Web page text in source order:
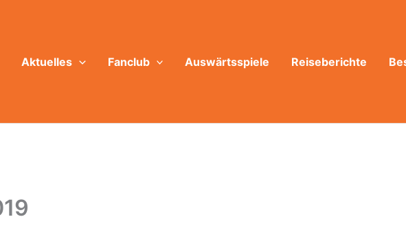
Aktuelles Fanclub Auswärtsspiele Reiseberichte